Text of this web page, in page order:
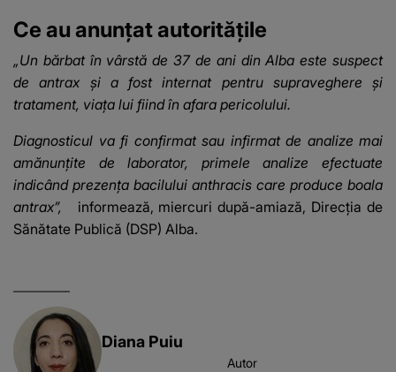
Ce au anunțat autoritățile
„Un bărbat în vârstă de 37 de ani din Alba este suspect
de antrax şi a fost internat pentru supraveghere şi
tratament, viaţa lui fiind în afara pericolului.
Diagnosticul va fi confirmat sau infirmat de analize mai
amănunțite de laborator, primele analize efectuate
indicând prezenţa bacilului anthracis care produce boala
antrax”, informează, miercuri după-amiază, Direcția de
Sănătate Publică (DSP) Alba.
Diana Puiu
Autor